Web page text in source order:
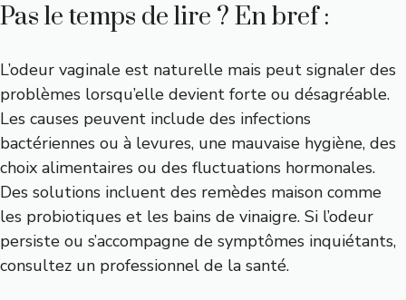
Pas le temps de lire ? En bref :
L’odeur vaginale est naturelle mais peut signaler des
problèmes lorsqu’elle devient forte ou désagréable.
Les causes peuvent include des infections
bactériennes ou à levures, une mauvaise hygiène, des
choix alimentaires ou des fluctuations hormonales.
Des solutions incluent des remèdes maison comme
les probiotiques et les bains de vinaigre. Si l’odeur
persiste ou s’accompagne de symptômes inquiétants,
consultez un professionnel de la santé.